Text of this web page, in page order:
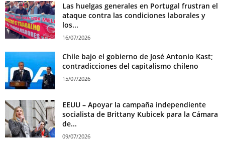
Las huelgas generales en Portugal frustran el
ataque contra las condiciones laborales y
los...
16/07/2026
Chile bajo el gobierno de José Antonio Kast;
contradicciones del capitalismo chileno
15/07/2026
EEUU – Apoyar la campaña independiente
socialista de Brittany Kubicek para la Cámara
de...
09/07/2026